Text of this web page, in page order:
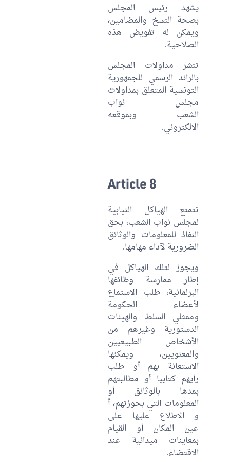
يشهد رئيس المجلس
بصحة النسخ والمضامين،
ويمكن له تفويض هذه
الصلاحية.
تنشر مداولات المجلس
بالرائد الرسمي للجمهورية
التونسية المتعلق بمداولات
مجلس نواب
الشعب وبموقعه
الالكتروني.
Article 8
تتمتع الهياكل النيابية
لمجلس نواب الشعب، بحق
النفاذ للمعلومات والوثائق
الضرورية لآداء مهامها.
ويجوز لتلك الهياكل في
إطار ممارسة وظائفها
البرلمانية، طلب الاستماع
لأعضاء الحكومة
وممثلي السلط والهيئات
الدستورية وغيرهم من
الأشخاص الطبيعيين
والمعنويين، ويمكنها
الاستعانة بهم أو طلب
رأيهم كتابيا أو مطالبتهم
بمدها بالوثائق أو
المعلومات التي بحوزتهم، أ
و الاطلاع عليها على
عين المكان أو القيام
بمعاينات ميدانية عند
الاقتضاء.